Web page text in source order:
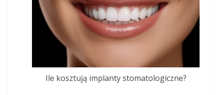
Ile kosztują implanty stomatologiczne?